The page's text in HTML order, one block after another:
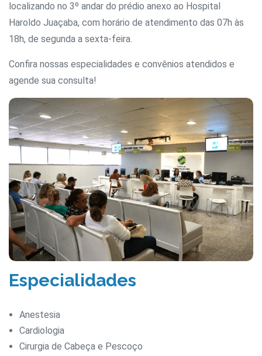
localizando no 3º andar do prédio anexo ao Hospital
Haroldo Juaçaba, com horário de atendimento das 07h às
18h, de segunda a sexta-feira.
Confira nossas especialidades e convênios atendidos e
agende sua consulta!
Especialidades
Anestesia
Cardiologia
Cirurgia de Cabeça e Pescoço